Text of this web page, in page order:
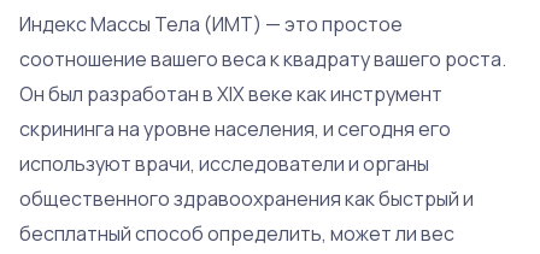
Индекс Массы Тела (ИМТ) — это простое
соотношение вашего веса к квадрату вашего роста.
Он был разработан в XIX веке как инструмент
скрининга на уровне населения, и сегодня его
используют врачи, исследователи и органы
общественного здравоохранения как быстрый и
бесплатный способ определить, может ли вес